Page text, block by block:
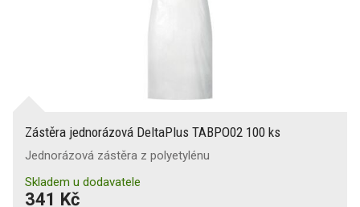
Zástěra jednorázová DeltaPlus TABPO02 100 ks
Jednorázová zástěra z polyetylénu
Skladem u dodavatele
341 Kč